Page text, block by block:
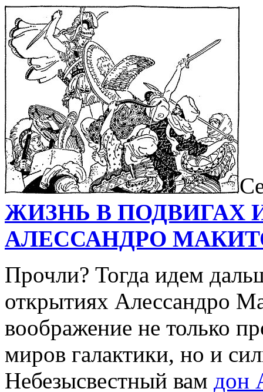
ЖИЗНЬ В ПОДВИГАХ
АЛЕССАНДРО
Прочли? Тогда идем
открытиях Алессандро
воображение не только
миров галактики, но и
Небезысвестный вам дон